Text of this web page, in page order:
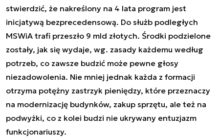
stwierdzić, że nakreślony na 4 lata program jest
inicjatywą bezprecedensową. Do służb podległych
MSWiA trafi przeszło 9 mld złotych. Środki podzielone
zostały, jak się wydaje, wg. zasady każdemu według
potrzeb, co zawsze budzić może pewne głosy
niezadowolenia. Nie mniej jednak każda z formacji
otrzyma potężny zastrzyk pieniędzy, które przeznaczy
na modernizację budynków, zakup sprzętu, ale też na
podwyżki, co z kolei budzi nie ukrywany entuzjazm
funkcjonariuszy.